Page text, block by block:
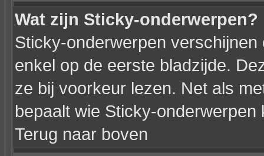
Wat zijn Sticky-onderwerpen?
Sticky-onderwerpen
enkel op de eerste bladzijde.
ze bij voorkeur lezen. Net als
bepaalt wie Sticky-
Terug naar boven